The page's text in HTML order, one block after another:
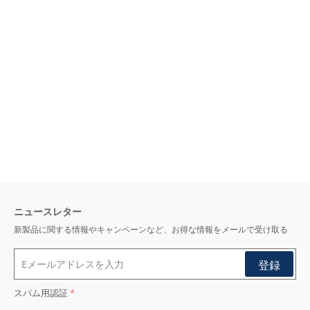
ニュースレター
新製品に関する情報やキャンペーンなど、お得な情報をメールで受け取る
スパム用認証